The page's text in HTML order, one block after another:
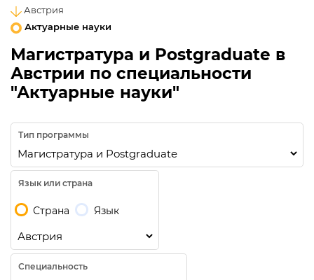
Австрия
Актуарные науки
Магистратура и Postgraduate в
Австрии по специальности
"Актуарные науки"
Тип программы
Язык или страна
Страна Язык
Специальность